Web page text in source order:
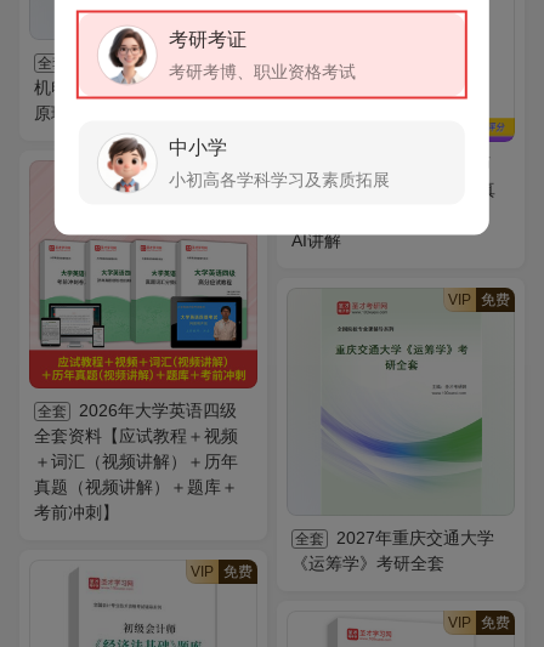
全套
2027年重庆交通大学
机电与车辆工程学院《机械
原理》考研全套
2026年公共营养师
（三级）考试题库【历年真
AI讲解
VIP 免费
全套
2026年大学英语四级
全套资料【应试教程＋视频
＋词汇（视频讲解）＋历年
真题（视频讲解）＋题库＋
考前冲刺】
VIP 免费
全套
2027年重庆交通大学
《运筹学》考研全套
VIP 免费
VIP 免费
考研考证
考研考博、职业资格考试
中小学
小初高各学科学习及素质拓展